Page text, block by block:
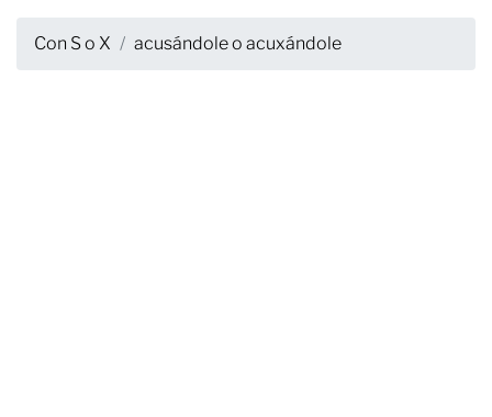
Con S o X acusándole o acuxándole